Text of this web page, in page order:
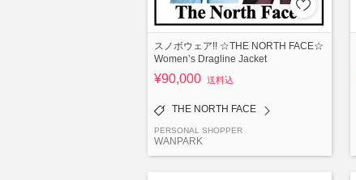
スノボウェア!! ☆THE NORTH FACE☆
Women’s Dragline Jacket
¥90,000 送料込
THE NORTH FACE
PERSONAL SHOPPER
WANPARK